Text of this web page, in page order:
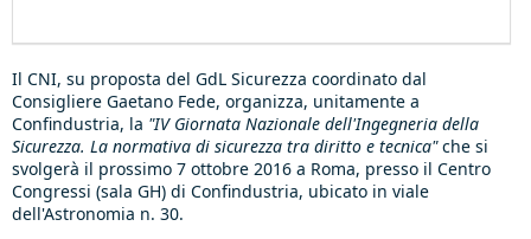
Il CNI, su proposta del GdL Sicurezza coordinato dal
Consigliere Gaetano Fede, organizza, unitamente a
Confindustria, la "IV Giornata Nazionale dell'Ingegneria della
Sicurezza. La normativa di sicurezza tra diritto e tecnica"che si
svolgerà il prossimo 7 ottobre 2016 a Roma, presso il Centro
Congressi (sala GH) di Confindustria, ubicato in viale
dell'Astronomia n. 30.